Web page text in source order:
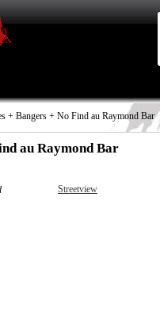
+ Bangers + No Find au Raymond Bar
au Raymond Bar
Streetview